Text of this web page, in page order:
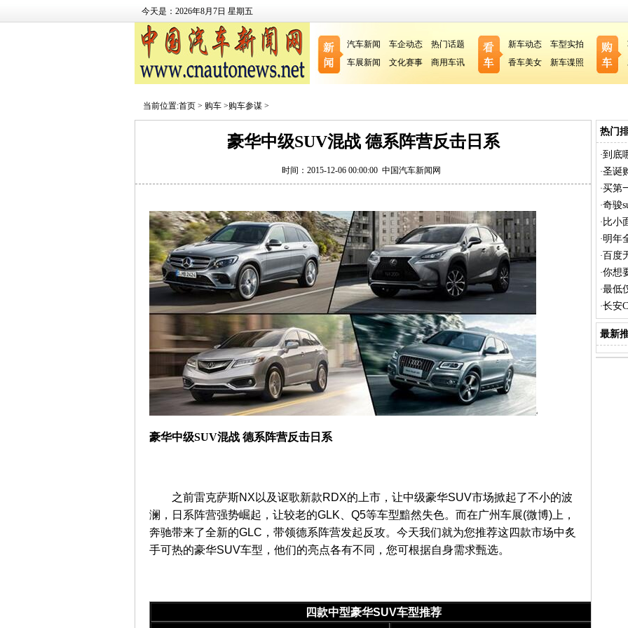
今天是：2026年8月7日 星期五
汽车新闻 车企动态
热门话题
车展新闻
文化赛事 商用车讯
新车动态
车型实拍
香车美女
新车谍照
当前位置:首页 > 购车 >购车参谋 >
豪华中级SUV混战 德系阵营反击日系
时间：2015-12-06 00:00:00 中国汽车新闻网
豪华中级SUV混战 德系阵营反击日系
之前雷克萨斯NX以及讴歌新款RDX的上市，让中级豪华SUV市场掀起了不小的波
澜，日系阵营强势崛起，让较老的GLK、Q5等车型黯然失色。而在广州车展(微博)上，
奔驰带来了全新的GLC，带领德系阵营发起反攻。今天我们就为您推荐这四款市场中炙
手可热的豪华SUV车型，他们的亮点各有不同，您可根据自身需求甄选。
四款中型豪华SUV车型推荐
热门
·到底
·圣诞
·买第
·奇骏
· 比小
·明年
谁？
·百度
早！
·你想
行！
·最低
·长安
最新